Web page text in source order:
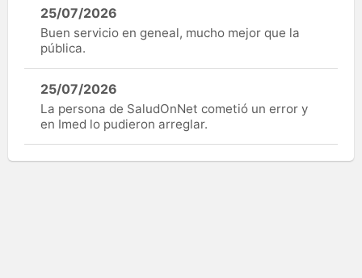
25/07/2026
Buen servicio en geneal, mucho mejor que la
pública.
25/07/2026
La persona de SaludOnNet cometió un error y
en Imed lo pudieron arreglar.